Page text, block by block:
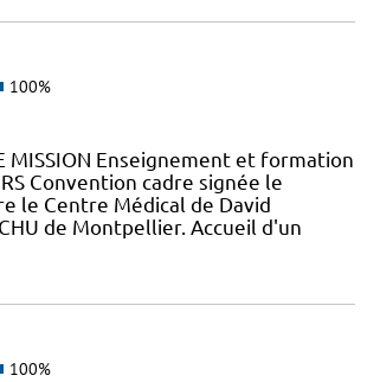
100%
MISSION Enseignement et formation
Convention cadre signée le
le Centre Médical de David
de Montpellier. Accueil d'un
100%